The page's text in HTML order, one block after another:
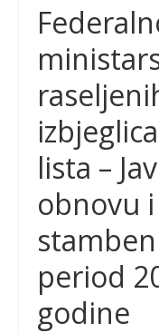
lista –
obnovu
period
godine